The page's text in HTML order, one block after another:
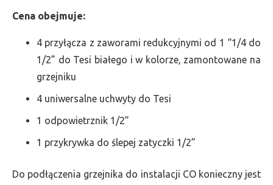
Cena obejmuje:
4 przyłącza z zaworami redukcyjnymi od 1 “1/4 do
1/2” do Tesi białego i w kolorze, zamontowane na
grzejniku
4 uniwersalne uchwyty do Tesi
1 odpowietrznik 1/2”
1 przykrywka do ślepej zatyczki 1/2”
Do podłączenia grzejnika do instalacji CO konieczny jest